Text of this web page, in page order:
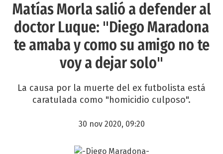
Matías Morla salió a defender al
doctor Luque: "Diego Maradona
te amaba y como su amigo no te
voy a dejar solo"
La causa por la muerte del ex futbolista está
caratulada como "homicidio culposo".
30 nov 2020, 09:20